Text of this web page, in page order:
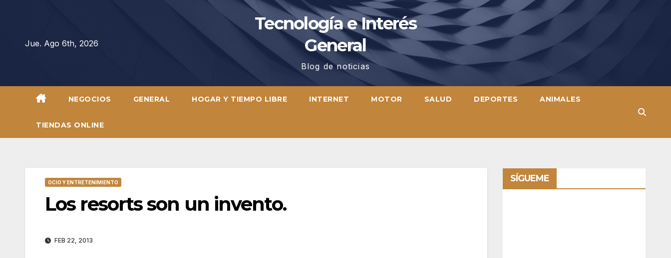
Jue. Ago 6th, 2026
Tecnología e Interés
General
Blog de noticias
NEGOCIOS GENERAL HOGAR Y TIEMPO LIBRE INTERNET MOTOR SALUD DEPORTES ANIMALES
TIENDAS ONLINE
OCIO Y ENTRETENIMIENTO
Los resorts son un invento.
FEB 22, 2013
SÍGUEME